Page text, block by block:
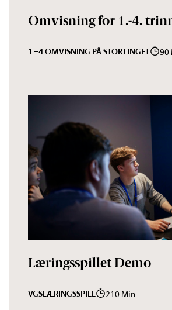
Omvisning for 1.-4.
1.–4.OMVISNING PÅ STORTINGET 90
Læringsspillet Demo
VGSLÆRINGSSPILL 210 Min